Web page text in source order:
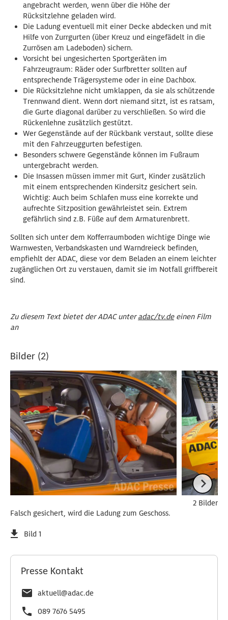
angebracht werden, wenn über die Höhe der
Rücksitzlehne geladen wird.
Die Ladung eventuell mit einer Decke abdecken und mit
Hilfe von Zurrgurten (über Kreuz und eingefädelt in die
Zurrösen am Ladeboden) sichern.
Vorsicht bei ungesicherten Sportgeräten im
Fahrzeugraum: Räder oder Surfbretter sollten auf
entsprechende Trägersysteme oder in eine Dachbox.
Die Rücksitzlehne nicht umklappen, da sie als schützende
Trennwand dient. Wenn dort niemand sitzt, ist es ratsam,
die Gurte diagonal darüber zu verschließen. So wird die
Rückenlehne zusätzlich gestützt.
Wer Gegenstände auf der Rückbank verstaut, sollte diese
mit den Fahrzeuggurten befestigen.
Besonders schwere Gegenstände können im Fußraum
untergebracht werden.
Die Insassen müssen immer mit Gurt, Kinder zusätzlich
mit einem entsprechenden Kindersitz gesichert sein.
Wichtig: Auch beim Schlafen muss eine korrekte und
aufrechte Sitzposition gewährleistet sein. Extrem
gefährlich sind z.B. Füße auf dem Armaturenbrett.
Sollten sich unter dem Kofferraumboden wichtige Dinge wie
Warnwesten, Verbandskasten und Warndreieck befinden,
empfiehlt der ADAC, diese vor dem Beladen an einem leichter
zugänglichen Ort zu verstauen, damit sie im Notfall griffbereit
sind.
Zu diesem Text bietet der ADAC unteradac/tv.deeinen Film
an
Bilder (2)
Falsch gesichert, wird die Ladung zum Geschoss.
Bild 1
2 Bilder
Presse Kontakt
aktuell@adac.de
089 7676 5495